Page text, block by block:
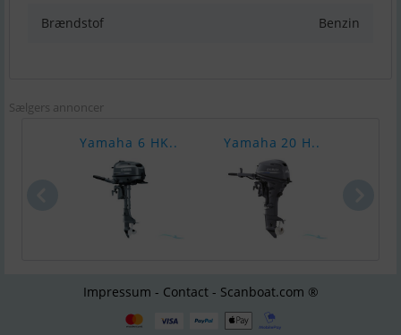
Brændstof Benzin
Sælgers annoncer
Yamaha 6 HK.. Yamaha 20 H..
Impressum - Contact - Scanboat.com ®